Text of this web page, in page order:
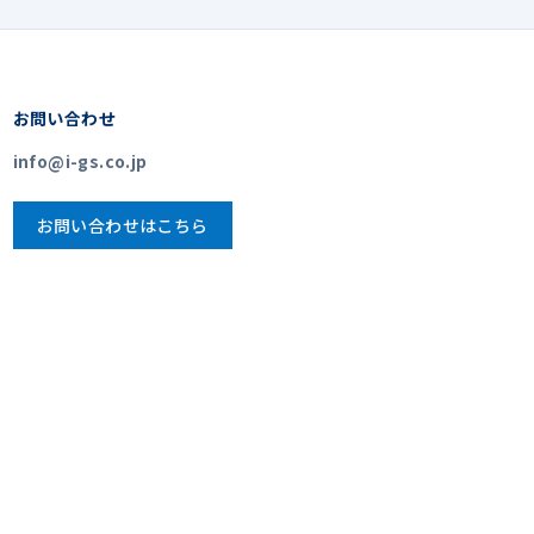
お問い合わせ
info@i-gs.co.jp
お問い合わせはこちら